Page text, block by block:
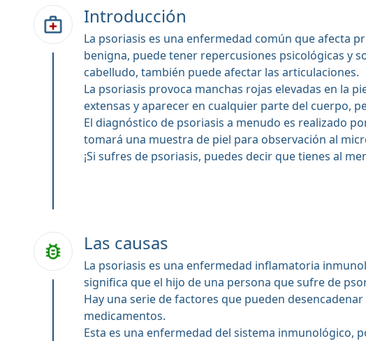
Introducción
La psoriasis es una enfermedad común que afecta
benigna, puede tener repercusiones psicológicas y
cabelludo, también puede afectar las articulaciones.
La psoriasis provoca manchas rojas elevadas en la
extensas y aparecer en cualquier parte del cuerpo,
El diagnóstico de psoriasis a menudo es realizado
tomará una muestra de piel para observación al
¡Si sufres de psoriasis, puedes decir que tienes al
Las causas
La psoriasis es una enfermedad inflamatoria
significa que el hijo de una persona que sufre de
Hay una serie de factores que pueden
medicamentos.
Esta es una enfermedad del sistema inmunológico,